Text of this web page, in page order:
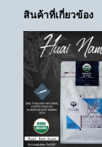
สินค้าที่เกี่ยวข้อง